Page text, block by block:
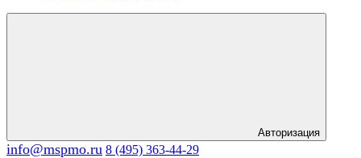
Авторизация
info@mspmo.ru 8 (495) 363-44-29